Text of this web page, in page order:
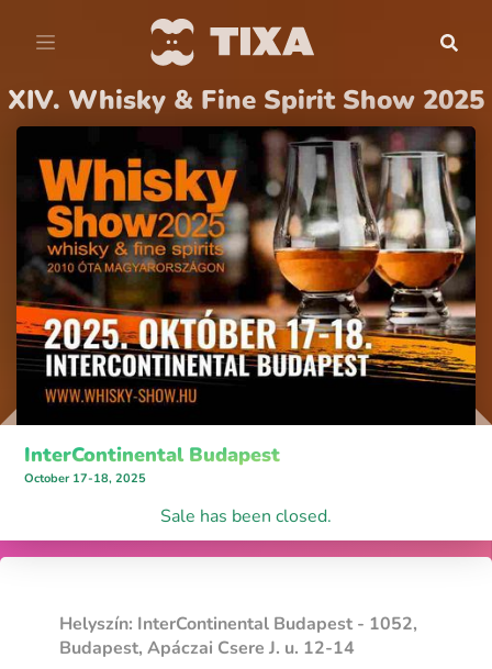
XIV. Whisky & Fine Spirit Show 2025
InterContinental Budapest
October 17-18, 2025
Sale has been closed.
Helyszín: InterContinental Budapest - 1052,
Budapest, Apáczai Csere J. u. 12-14